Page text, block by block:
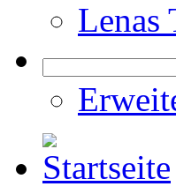
Lenas